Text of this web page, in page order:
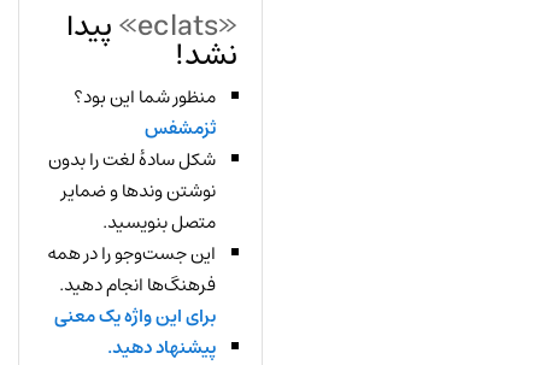
«eclats» پیدا
نشد!
منظور شما این بود؟
ثزمشفس
شکل سادهٔ لغت را بدون
نوشتن وندها و ضمایر
متصل بنویسید.
این جست‌وجو را در همه
فرهنگ‌ها انجام دهید.
برای این واژه یک معنی
پیشنهاد دهید.